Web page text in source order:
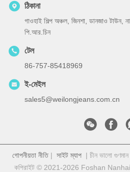
ঠিকানা
গাওহাই শিল্প অঞ্চল, জিনশা, ডানজাও টাউন,
পি.আর.চিন
টেল
86-757-85418969
ই-মেইল
sales5@weilongjeans.com.cn
গোপনীয়তা নীতি| সাইট ম্যাপ | চীন ভালো গুণমান
কপিরাইট © 2021-2026 Foshan